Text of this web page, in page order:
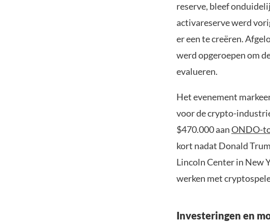
reserve, bleef
activareserve werd
er een te creëren.
werd opgeroepen om
evalueren.
Het evenement
voor de crypto-
$470.000 aanONDO-
kort nadat Donald
Lincoln Center in New
werken met
Investeringen en